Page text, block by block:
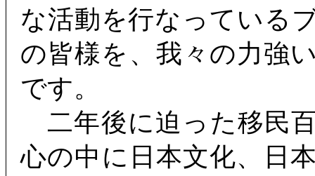
な活動を行なっている
の皆様を、我々の力強
です。
二年後に迫った移民
心の中に日本文化、日